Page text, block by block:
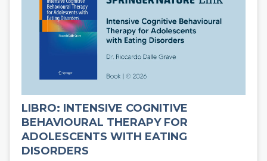
LIBRO: INTENSIVE COGNITIVE
BEHAVIOURAL THERAPY FOR
ADOLESCENTS WITH EATING
DISORDERS